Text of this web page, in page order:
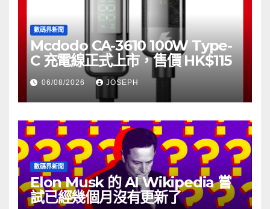
數碼界新聞
Mcdodo CA-3610 100W Type-
C 充電線正式上市，售價 HK$115
06/08/2026 JOSEPH
數碼界新聞
Elon Musk 的 AI Wikipedia 嘗
試已經幾個月沒有更新了